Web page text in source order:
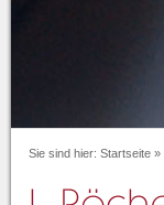
Sie sind hier: Startseite »